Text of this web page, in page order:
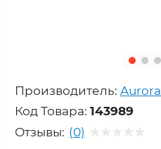
Производитель: Aurora
Код Товара: 143989
Отзывы: (0)